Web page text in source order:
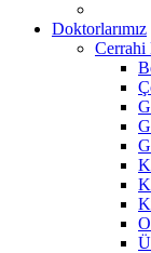
Doktorlarımız